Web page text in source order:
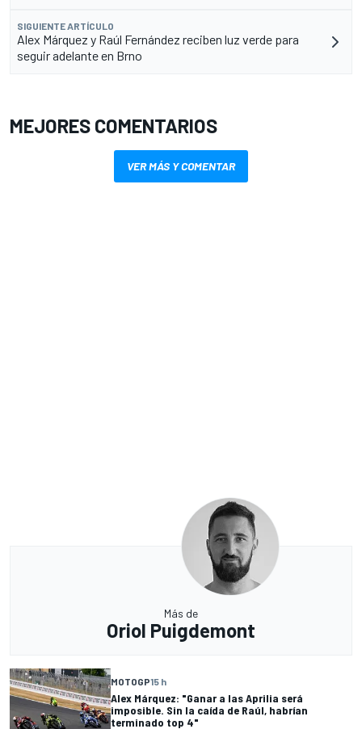
SIGUIENTE ARTÍCULO
Alex Márquez y Raúl Fernández reciben luz verde para
seguir adelante en Brno
MEJORES COMENTARIOS
VER MÁS Y COMENTAR
Más de
Oriol Puigdemont
MOTOGP15 h
Alex Márquez: "Ganar a las Aprilia será
imposible. Sin la caída de Raúl, habrían
terminado top 4"